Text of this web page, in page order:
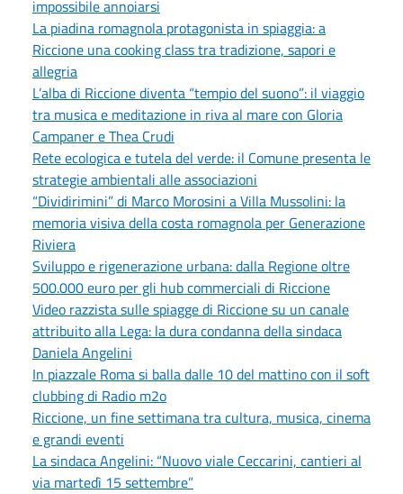
impossibile annoiarsi
La piadina romagnola protagonista in spiaggia: a
Riccione una cooking class tra tradizione, sapori e
allegria
L’alba di Riccione diventa “tempio del suono”: il viaggio
tra musica e meditazione in riva al mare con Gloria
Campaner e Thea Crudi
Rete ecologica e tutela del verde: il Comune presenta le
strategie ambientali alle associazioni
“Dividirimini” di Marco Morosini a Villa Mussolini: la
memoria visiva della costa romagnola per Generazione
Riviera
Sviluppo e rigenerazione urbana: dalla Regione oltre
500.000 euro per gli hub commerciali di Riccione
Video razzista sulle spiagge di Riccione su un canale
attribuito alla Lega: la dura condanna della sindaca
Daniela Angelini
In piazzale Roma si balla dalle 10 del mattino con il soft
clubbing di Radio m2o
Riccione, un fine settimana tra cultura, musica, cinema
e grandi eventi
La sindaca Angelini: “Nuovo viale Ceccarini, cantieri al
via martedì 15 settembre”